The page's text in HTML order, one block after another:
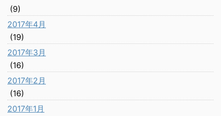
(9)
2017年4月
(19)
2017年3月
(16)
2017年2月
(16)
2017年1月